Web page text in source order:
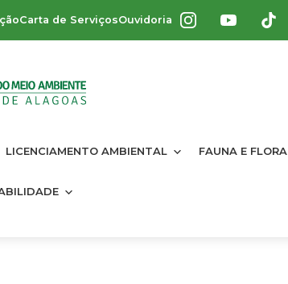
Carta de ServiçosOuvidoria
LICENCIAMENTO AMBIENTAL FAUNA E FLORA